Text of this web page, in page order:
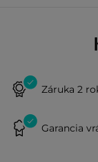
Záruka 2
Garancia